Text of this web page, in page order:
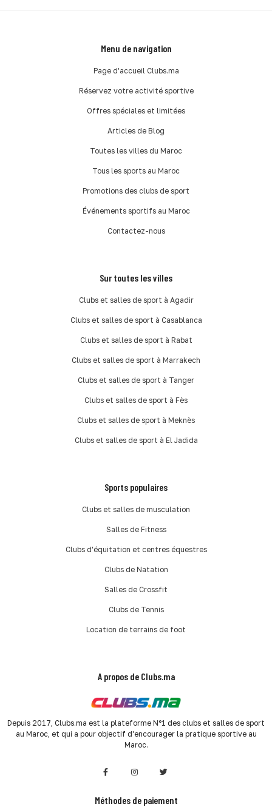
Menu de navigation
Page d'accueil Clubs.ma
Réservez votre activité sportive
Offres spéciales et limitées
Articles de Blog
Toutes les villes du Maroc
Tous les sports au Maroc
Promotions des clubs de sport
Événements sportifs au Maroc
Contactez-nous
Sur toutes les villes
Clubs et salles de sport à Agadir
Clubs et salles de sport à Casablanca
Clubs et salles de sport à Rabat
Clubs et salles de sport à Marrakech
Clubs et salles de sport à Tanger
Clubs et salles de sport à Fès
Clubs et salles de sport à Meknès
Clubs et salles de sport à El Jadida
Sports populaires
Clubs et salles de musculation
Salles de Fitness
Clubs d'équitation et centres équestres
Clubs de Natation
Salles de Crossfit
Clubs de Tennis
Location de terrains de foot
A propos de Clubs.ma
Depuis 2017, Clubs.ma est la plateforme N°1 des clubs et salles de sport
au Maroc, et qui a pour objectif d'encourager la pratique sportive au
Maroc.
Méthodes de paiement